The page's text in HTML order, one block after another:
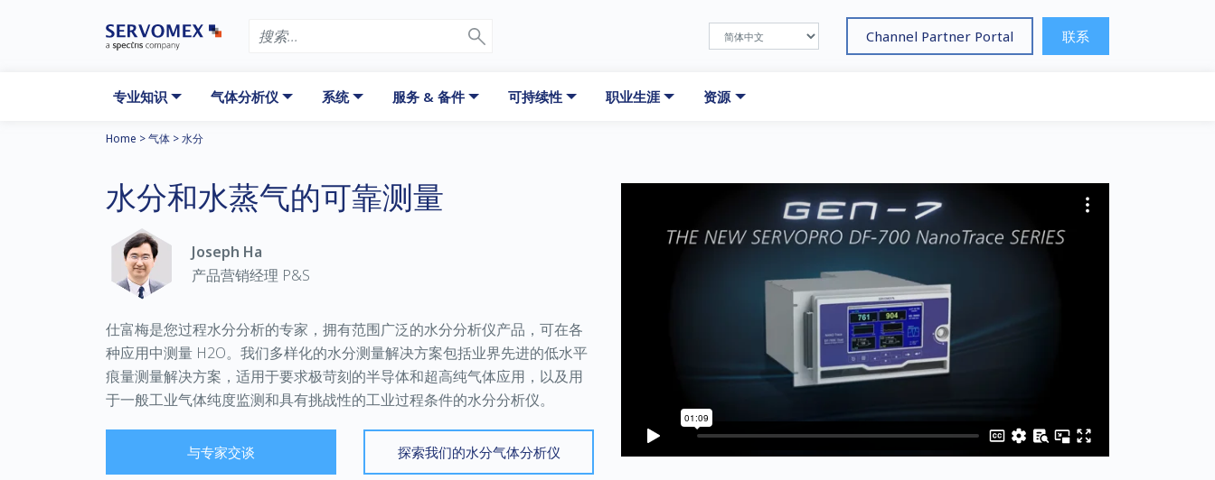
Channel Partner Portal 联系
专业知识 气体分析仪 系统 服务 & 备件 可持续性 职业生涯 资源
Home >气体 >水分
水分和水蒸气的可靠测量
Joseph Ha
产品营销经理 P&S
仕富梅是您过程水分分析的专家，拥有范围广泛的水分分析仪产品，可在各
种应用中测量 H2O。我们多样化的水分测量解决方案包括业界先进的低水平
痕量测量解决方案，适用于要求极苛刻的半导体和超高纯气体应用，以及用
于一般工业气体纯度监测和具有挑战性的工业过程条件的水分分析仪。
与专家交谈 探索我们的水分气体分析仪